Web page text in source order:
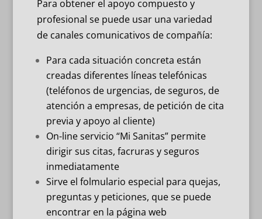
Para obtener el apoyo compuesto y
profesional se puede usar una variedad
de canales comunicativos de compañía:
Para cada situación concreta están
creadas diferentes líneas telefónicas
(teléfonos de urgencias, de seguros, de
atención a empresas, de petición de cita
previa y apoyo al cliente)
On-line servicio “Mi Sanitas” permite
dirigir sus citas, facruras y seguros
inmediatamente
Sirve el folmulario especial para quejas,
preguntas y peticiones, que se puede
encontrar en la página web